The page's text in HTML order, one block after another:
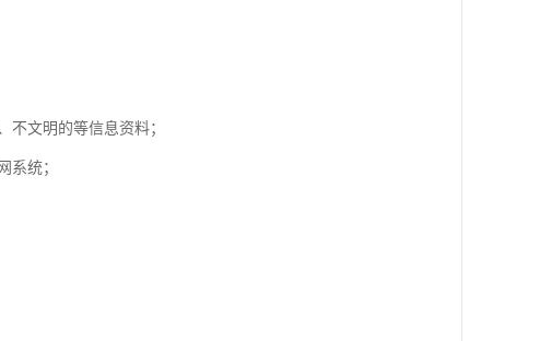
文明的等信息资料；
系统；